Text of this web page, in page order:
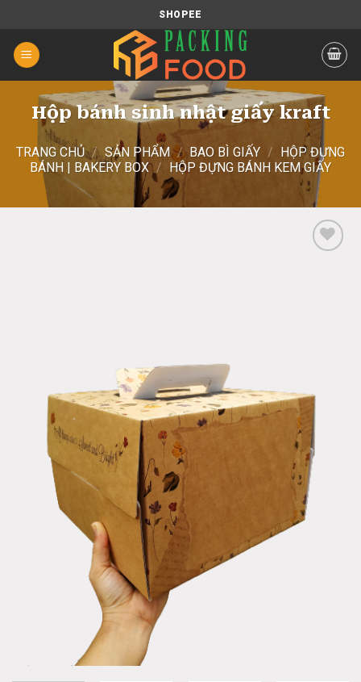
nội
dung
SHOPEE
Hộp bánh sinh nhật giấy kraft
TRANG CHỦ / SẢN PHẨM / BAO BÌ GIẤY / HỘP ĐỰNG
BÁNH | BAKERY BOX / HỘP ĐỰNG BÁNH KEM GIẤY